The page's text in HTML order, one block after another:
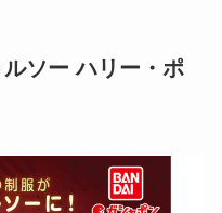
ソー ハリー・ポ